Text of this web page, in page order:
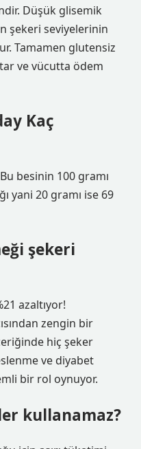
Düşük glisemik
şekeri seviyelerinin
Tamamen glutensiz
ve vücutta ödem
Kaç
besinin 100 gramı
yani 20 gramı ise 69
şekeri
azaltıyor!
zengin bir
hiç şeker
ve diyabet
bir rol oynuyor.
kullanamaz?